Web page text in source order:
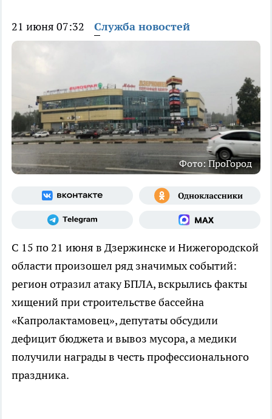
21 июня 07:32 Служба новостей
Фото: ПроГород
С 15 по 21 июня в Дзержинске и Нижегородской
области произошел ряд значимых событий:
регион отразил атаку БПЛА, вскрылись факты
хищений при строительстве бассейна
«Капролактамовец», депутаты обсудили
дефицит бюджета и вывоз мусора, а медики
получили награды в честь профессионального
праздника.